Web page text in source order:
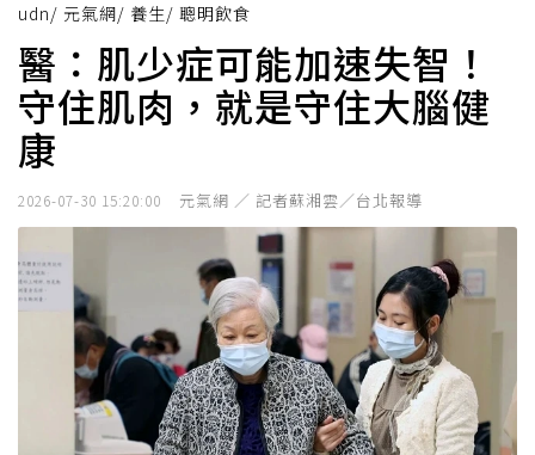
udn/ 元氣網/ 養生/ 聰明飲食
醫：肌少症可能加速失智！
守住肌肉，就是守住大腦健
康
2026-07-30 15:20:00 元氣網 ／ 記者蘇湘雲／台北報導